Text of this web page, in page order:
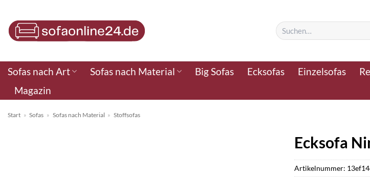
Inhalt
springen
Suchen
nach:
Sofas nach Art Sofas nach Material Big Sofas Ecksofas Einzelsofas
Magazin
Start » Sofas » Sofas nach Material » Stoffsofas
Ecksofa
Artikelnummer: